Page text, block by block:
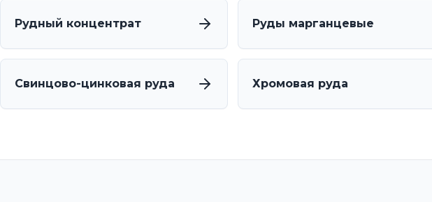
Рудный концентрат Руды марганцевые
Свинцово-цинковая руда Хромовая руда